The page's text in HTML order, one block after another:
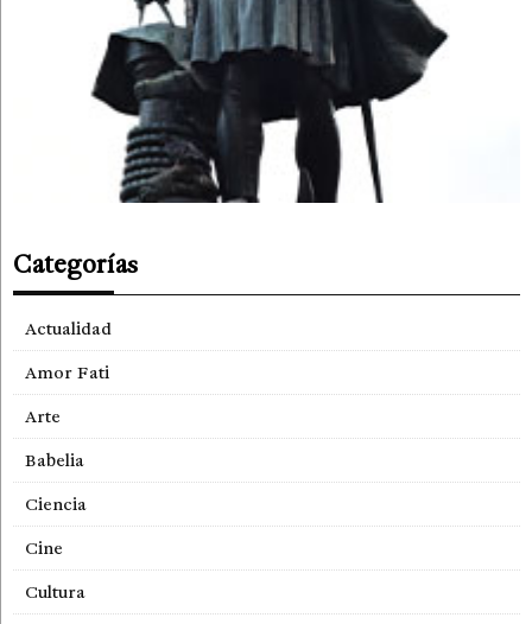
Categorías
Actualidad
Amor Fati
Arte
Babelia
Ciencia
Cine
Cultura